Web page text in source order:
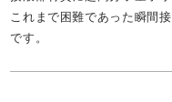
これまで困難であった瞬間
です。